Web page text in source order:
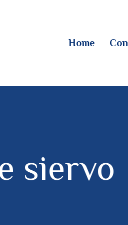
Home
siervo
MPE TV
PARTICIPA